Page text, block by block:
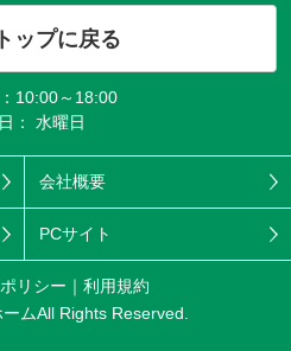
ップに戻る
10:00～18:00
： 水曜日
会社概要
PCサイト
リシー
利用規約
ムAll Rights Reserved.